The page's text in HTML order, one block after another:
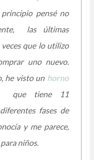
pensé no
las últimas
veces que lo utilizo
uno nuevo.
he visto un horno
tiene 11
fases de
y me parece,
niños.